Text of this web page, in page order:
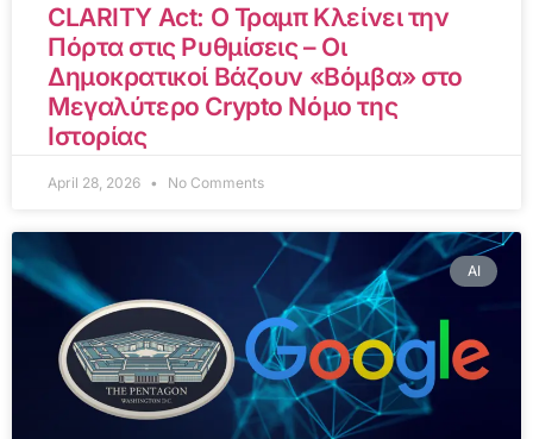
CLARITY Act: Ο Τραμπ Κλείνει την
Πόρτα στις Ρυθμίσεις – Οι
Δημοκρατικοί Βάζουν «Βόμβα» στο
Μεγαλύτερο Crypto Νόμο της
Ιστορίας
April 28, 2026 No Comments
AI